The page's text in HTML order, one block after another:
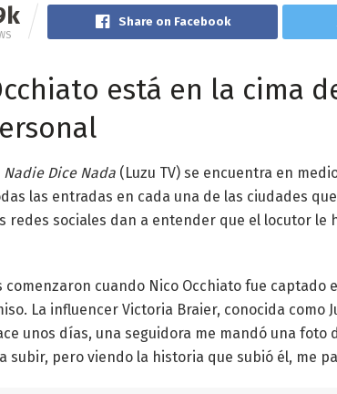
Share on Facebook
está en la cima
Nadie Dice Nada (Luzu TV) se encuentra en
las entradas en cada una de las ciudades
redes sociales dan a entender que el locutor le
comenzaron cuando Nico Occhiato fue captado
La influencer Victoria Braier, conocida como
unos días, una seguidora me mandó una
subir, pero viendo la historia que subió él, me